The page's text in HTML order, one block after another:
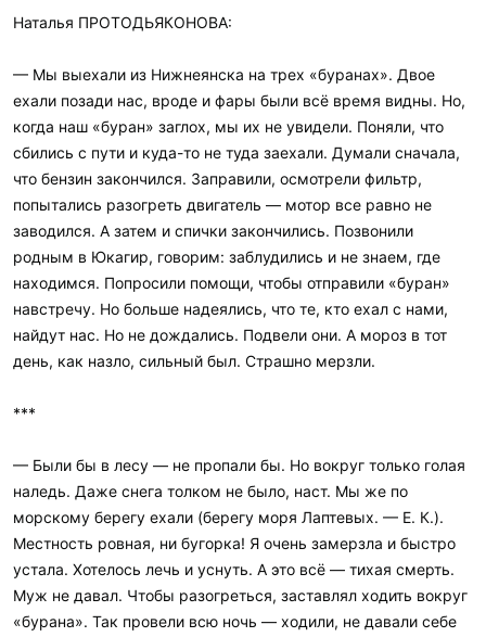
Наталья ПРОТОДЬЯКОНОВА:
— Мы выехали из Нижнеянска на трех «буранах». Двое
ехали позади нас, вроде и фары были всё время видны. Но,
когда наш «буран» заглох, мы их не увидели. Поняли, что
сбились с пути и куда-то не туда заехали. Думали сначала,
что бензин закончился. Заправили, осмотрели фильтр,
попытались разогреть двигатель — мотор все равно не
заводился. А затем и спички закончились. Позвонили
родным в Юкагир, говорим: заблудились и не знаем, где
находимся. Попросили помощи, чтобы отправили «буран»
навстречу. Но больше надеялись, что те, кто ехал с нами,
найдут нас. Но не дождались. Подвели они. А мороз в тот
день, как назло, сильный был. Страшно мерзли.
***
— Были бы в лесу — не пропали бы. Но вокруг только голая
наледь. Даже снега толком не было, наст. Мы же по
морскому берегу ехали (берегу моря Лаптевых. — Е. К.).
Местность ровная, ни бугорка! Я очень замерзла и быстро
устала. Хотелось лечь и уснуть. А это всё — тихая смерть.
Муж не давал. Чтобы разогреться, заставлял ходить вокруг
«бурана». Так провели всю ночь — ходили, не давали себе